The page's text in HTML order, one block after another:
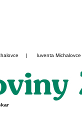
| Iuventa Michalovce